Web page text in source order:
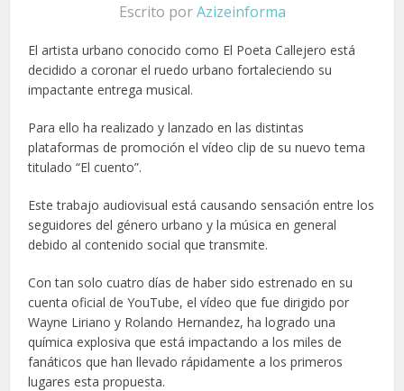
Escrito porAzizeinforma
El artista urbano conocido como El Poeta Callejero está
decidido a coronar el ruedo urbano fortaleciendo su
impactante entrega musical.
Para ello ha realizado y lanzado en las distintas
plataformas de promoción el vídeo clip de su nuevo tema
titulado “El cuento”.
Este trabajo audiovisual está causando sensación entre los
seguidores del género urbano y la música en general
debido al contenido social que transmite.
Con tan solo cuatro días de haber sido estrenado en su
cuenta oficial de YouTube, el vídeo que fue dirigido por
Wayne Liriano y Rolando Hernandez, ha logrado una
química explosiva que está impactando a los miles de
fanáticos que han llevado rápidamente a los primeros
lugares esta propuesta.